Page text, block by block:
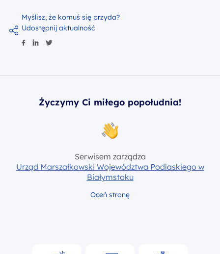
Myślisz, że komuś się przyda?
Udostępnij aktualność
Życzymy Ci miłego popołudnia!
Serwisem zarządza
Urząd Marszałkowski Województwa Podlaskiego w
Białymstoku
Oceń stronę